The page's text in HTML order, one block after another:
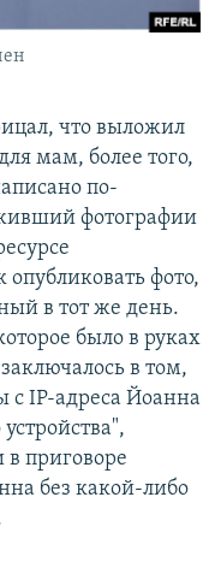
что выложил
мам, более того,
по-
фотографии
опубликовать фото,
в тот же день.
было в руках
в том,
c IP-адреса Йоанна
в приговоре
без какой-либо